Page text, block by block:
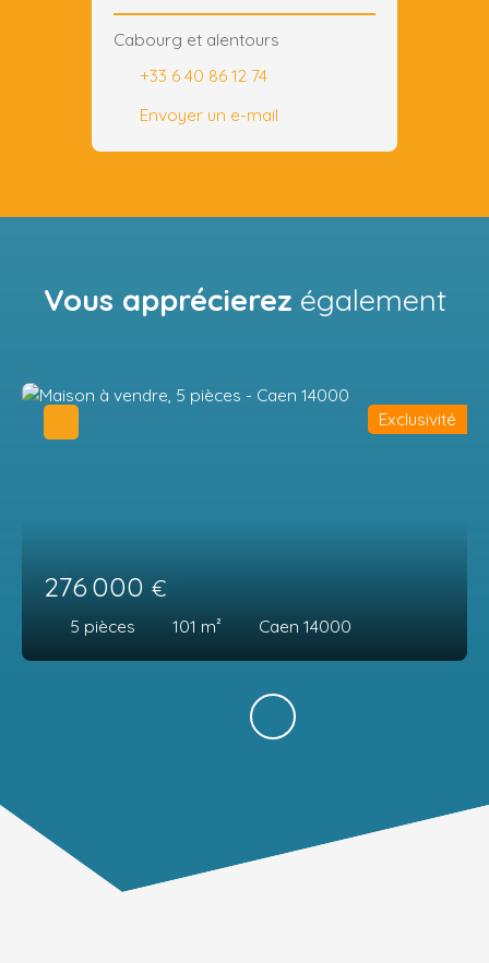
Cabourg et alentours
+33 6 40 86 12 74
Envoyer un e-mail
Vous apprécierez également
276 000 €
5 pièces 101 m² Caen 14000
Exclusivité